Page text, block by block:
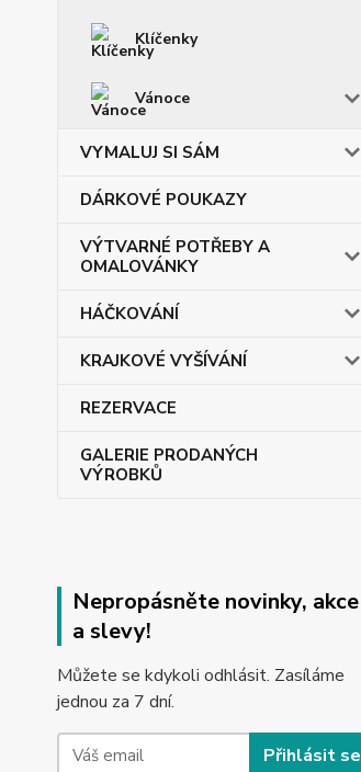
Klíčenky
Vánoce
VYMALUJ SI SÁM
DÁRKOVÉ POUKAZY
VÝTVARNÉ POTŘEBY A
OMALOVÁNKY
HÁČKOVÁNÍ
KRAJKOVÉ VYŠÍVÁNÍ
REZERVACE
GALERIE PRODANÝCH
VÝROBKŮ
Nepropásněte novinky, akce
a slevy!
Můžete se kdykoli odhlásit. Zasíláme
jednou za 7 dní.
Přihlásit se